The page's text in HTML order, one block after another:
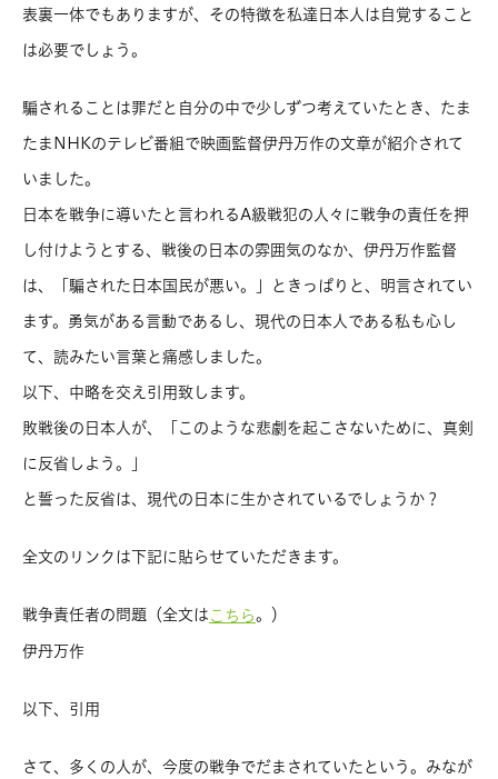
表裏一体でもありますが、その特徴を私達日本人は自覚すること
は必要でしょう。
騙されることは罪だと自分の中で少しずつ考えていたとき、たま
たまNHKのテレビ番組で映画監督伊丹万作の文章が紹介されて
いました。
日本を戦争に導いたと言われるA級戦犯の人々に戦争の責任を押
し付けようとする、戦後の日本の雰囲気のなか、伊丹万作監督
は、「騙された日本国民が悪い。」ときっぱりと、明言されてい
ます。勇気がある言動であるし、現代の日本人である私も心し
て、読みたい言葉と痛感しました。
以下、中略を交え引用致します。
敗戦後の日本人が、「このような悲劇を起こさないために、真剣
に反省しよう。」
と誓った反省は、現代の日本に生かされているでしょうか？
全文のリンクは下記に貼らせていただきます。
戦争責任者の問題（全文は こちら 。）
伊丹万作
以下、引用
さて、多くの人が、今度の戦争でだまされていたという。みなが